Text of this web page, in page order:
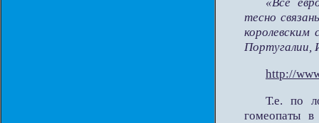
тесно
Португалии,
http://
Т.е. по
гомеопаты